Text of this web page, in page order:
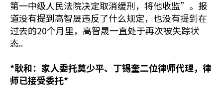
第一中级人民法院决定取消缓刑，将他收监”。报
道没有提到高智晟违反了什么规定，也没有提到在
过去的20个月里，高智晟一直处于再次被失踪状
态。
*耿和：家人委托莫少平、丁锡奎二位律师代理，律
师已接受委托*